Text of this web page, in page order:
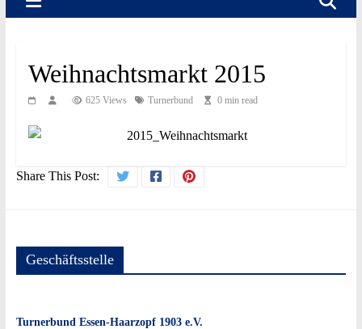
Weihnachtsmarkt 2015
625 Views Turnerbund 0 min read
Share This Post:
Geschäftsstelle
Turnerbund Essen-Haarzopf 1903 e.V.